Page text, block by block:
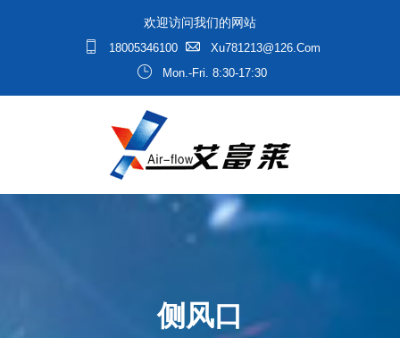
欢迎访问我们的网站
18005346100
Xu781213@126.com
Mon.-Fri. 8:30-17:30
侧风口